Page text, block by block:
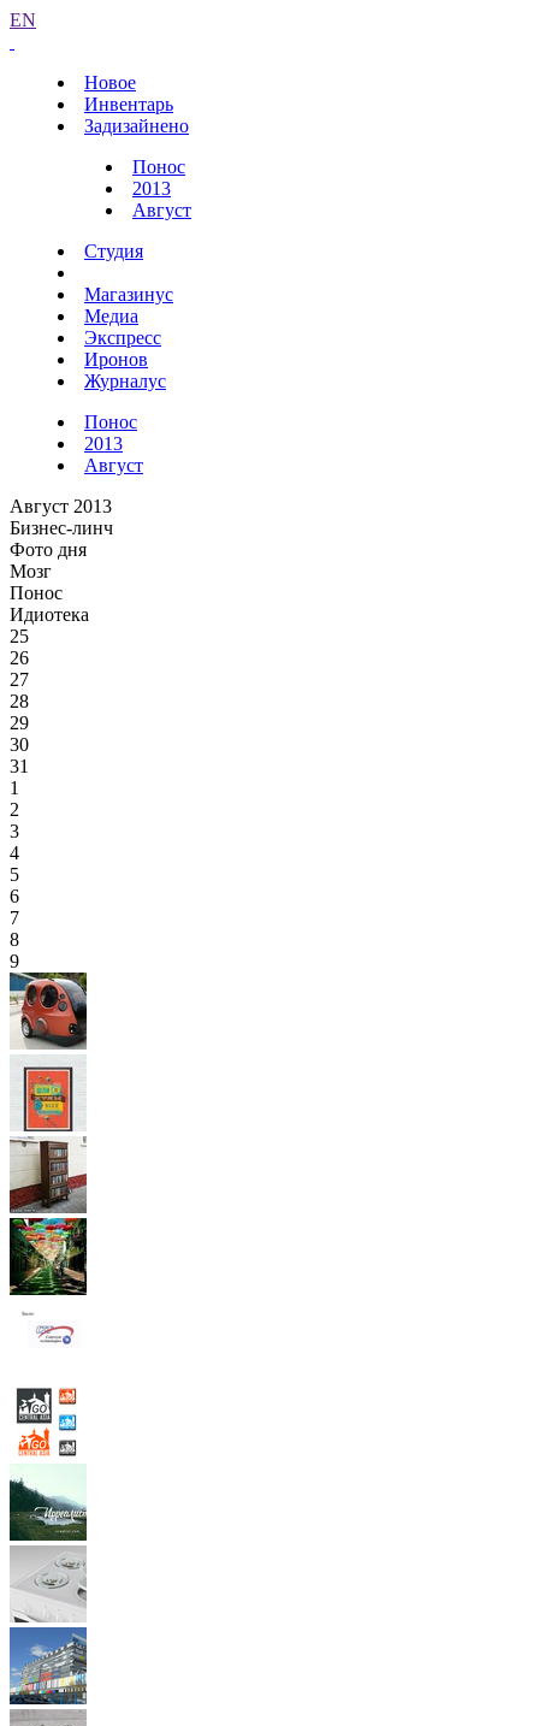
EN
Новое
Инвентарь
Задизайнено
Понос
2013
Август
Студия
Магазинус
Медиа
Экспресс
Иронов
Журналус
Понос
2013
Август
Август 2013
Бизнес-линч
Фото дня
Мозг
Понос
Идиотека
25
26
27
28
29
30
31
1
2
3
4
5
6
7
8
9